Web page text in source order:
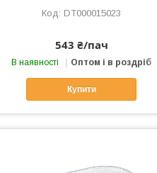
DT000015023
543 ₴/пач
В наявності Оптом і в роздріб
Купити